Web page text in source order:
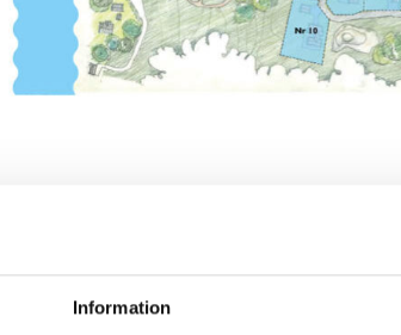
Information
TILL